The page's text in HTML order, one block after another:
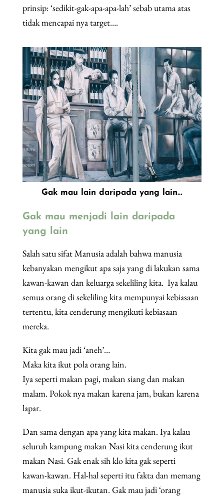
prinsip: ‘sedikit-gak-apa-apa-lah’ sebab utama atas
tidak mencapai nya target….
Gak mau lain daripada yang lain…
Gak mau menjadi lain daripada
yang lain
Salah satu sifat Manusia adalah bahwa manusia
kebanyakan mengikut apa saja yang di lakukan sama
kawan-kawan dan keluarga sekeliling kita. Iya kalau
semua orang di sekeliling kita mempunyai kebiasaan
tertentu, kita cenderung mengikuti kebiasaan
mereka.
Kita gak mau jadi ‘aneh’…
Maka kita ikut pola orang lain.
Iya seperti makan pagi, makan siang dan makan
malam. Pokok nya makan karena jam, bukan karena
lapar.
Dan sama dengan apa yang kita makan. Iya kalau
seluruh kampung makan Nasi kita cenderung ikut
makan Nasi. Gak enak sih klo kita gak seperti
kawan-kawan. Hal-hal seperti itu fakta dan memang
manusia suka ikut-ikutan. Gak mau jadi ‘orang